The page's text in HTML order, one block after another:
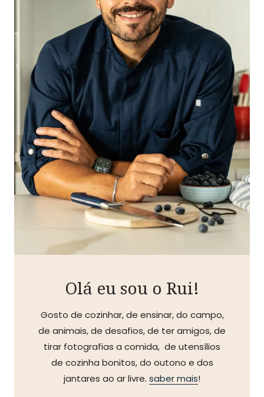
Olá eu sou o Rui!
Gosto de cozinhar, de ensinar, do campo,
de animais, de desafios, de ter amigos, de
tirar fotografias a comida, de utensílios
de cozinha bonitos, do outono e dos
jantares ao ar livre. saber mais!